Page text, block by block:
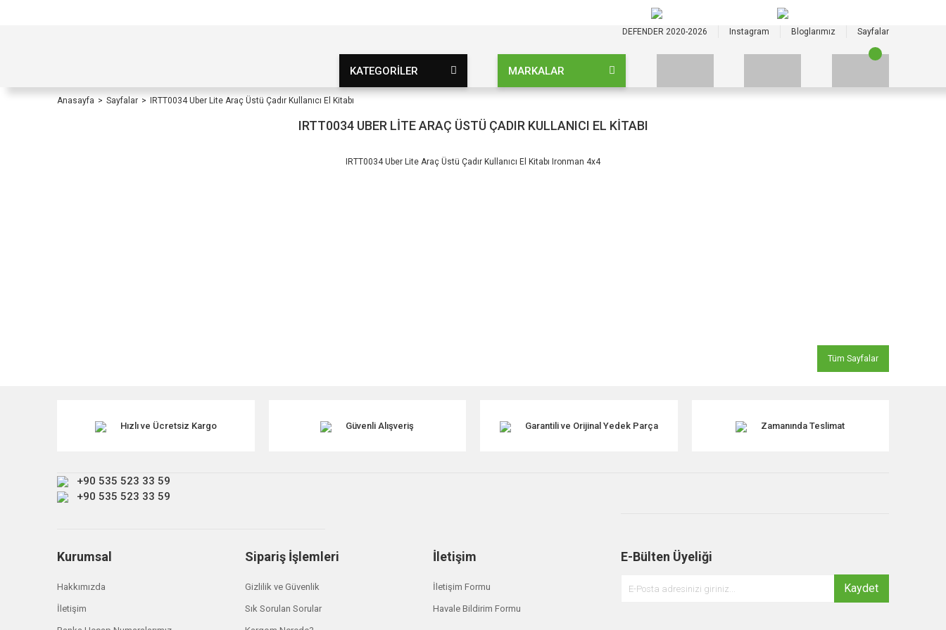
DEFENDER 2020-2026 Instagram Bloglarımız Sayfalar
KATEGORİLER MARKALAR
Anasayfa Sayfalar IRTT0034 Uber Lite Araç Üstü Çadır Kullanıcı El Kitabı
IRTT0034 UBER LITE ARAÇ ÜSTÜ ÇADIR KULLANICI EL KITABI
IRTT0034 Uber Lite Araç Üstü Çadır Kullanıcı El Kitabı Ironman 4x4
Tüm Sayfalar
Hızlı ve Ücretsiz Kargo Güvenli Alışveriş Garantili ve Orijinal Yedek Parça Zamanında Teslimat
+90 535 523 33 59
+90 535 523 33 59
Kurumsal
Hakkımızda
İletişim
Sipariş İşlemleri
Gizlilik ve Güvenlik
Sık Sorulan Sorular
İletişim
İletişim Formu
Havale Bildirim Formu
E-Bülten Üyeliği
Kaydet